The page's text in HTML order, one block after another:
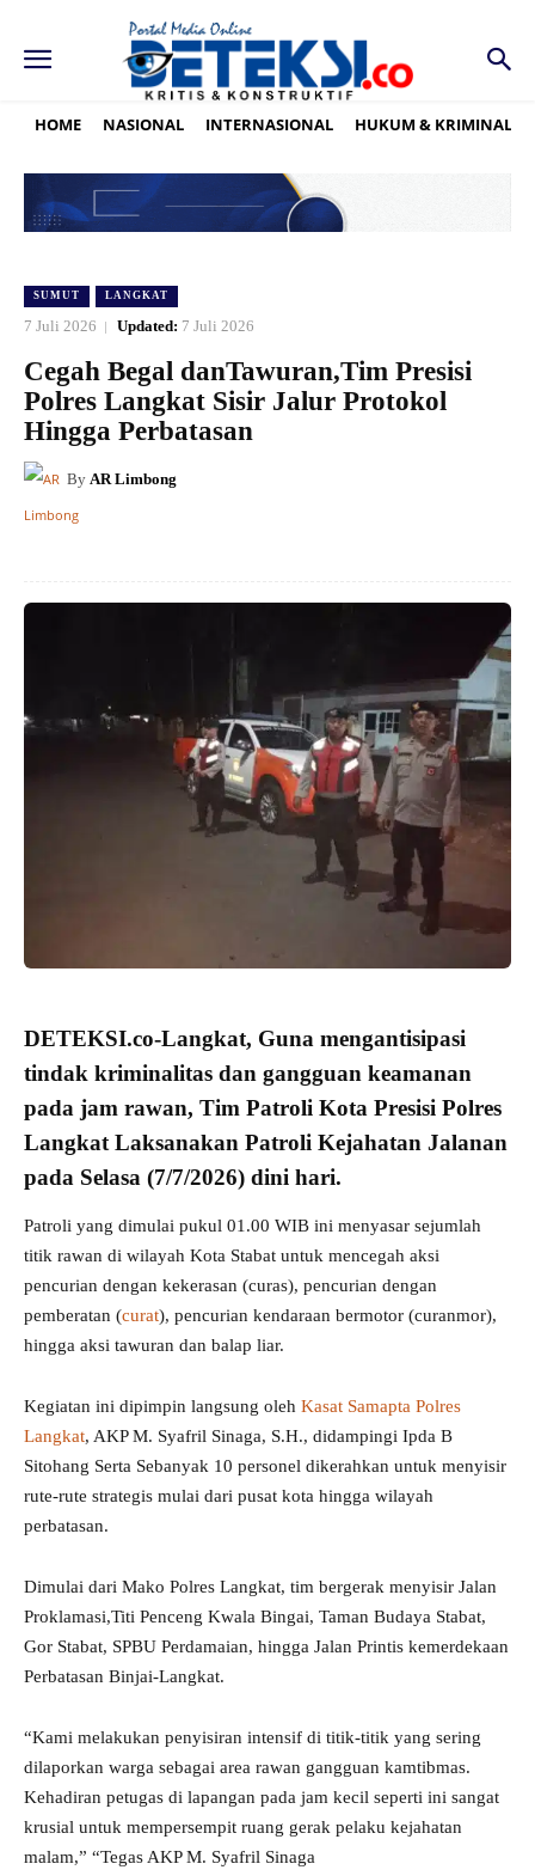
HOME NASIONAL INTERNASIONAL HUKUM & KRIMINAL
SUMUT LANGKAT
7 Juli 2026 Updated: 7 Juli 2026
Cegah Begal danTawuran,Tim Presisi
Polres Langkat Sisir Jalur Protokol
Hingga Perbatasan
By AR Limbong
DETEKSI.co-Langkat, Guna mengantisipasi
tindak kriminalitas dan gangguan keamanan
pada jam rawan, Tim Patroli Kota Presisi Polres
Langkat Laksanakan Patroli Kejahatan Jalanan
pada Selasa (7/7/2026) dini hari.
Patroli yang dimulai pukul 01.00 WIB ini menyasar sejumlah
titik rawan di wilayah Kota Stabat untuk mencegah aksi
pencurian dengan kekerasan (curas), pencurian dengan
pemberatan (curat), pencurian kendaraan bermotor (curanmor),
hingga aksi tawuran dan balap liar.
Kegiatan ini dipimpin langsung oleh Kasat Samapta Polres
Langkat, AKP M. Syafril Sinaga, S.H., didampingi Ipda B
Sitohang Serta Sebanyak 10 personel dikerahkan untuk menyisir
rute-rute strategis mulai dari pusat kota hingga wilayah
perbatasan.
Dimulai dari Mako Polres Langkat, tim bergerak menyisir Jalan
Proklamasi,Titi Penceng Kwala Bingai, Taman Budaya Stabat,
Gor Stabat, SPBU Perdamaian, hingga Jalan Printis kemerdekaan
Perbatasan Binjai-Langkat.
“Kami melakukan penyisiran intensif di titik-titik yang sering
dilaporkan warga sebagai area rawan gangguan kamtibmas.
Kehadiran petugas di lapangan pada jam kecil seperti ini sangat
krusial untuk mempersempit ruang gerak pelaku kejahatan
malam,” “Tegas AKP M. Syafril Sinaga